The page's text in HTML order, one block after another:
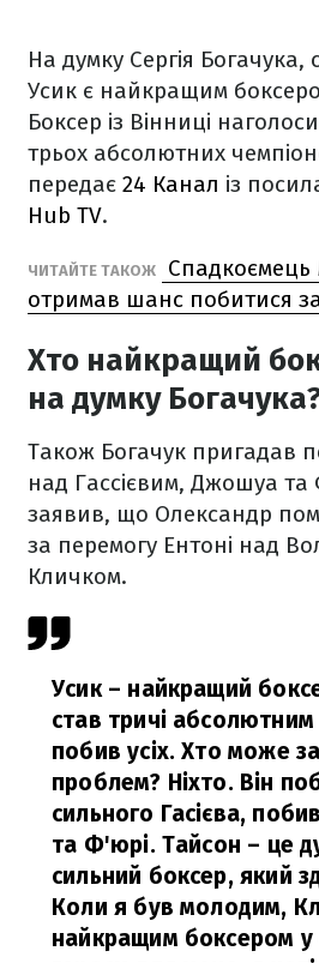
На думку Сергія
Усик є найкращим
Боксер із Вінниці
трьох абсолютних
передає 24 Канал із
Hub TV.
ЧИТАЙТЕ ТАКОЖ
отримав шанс побитися
Хто найкращий
на думку
Також Богачук пригадав
над Гассієвим, Джошуа та
заявив, що Олександр
за перемогу Ентоні над
Кличком.
Усик – найкращий
став тричі
побив усіх. Хто може
проблем? Ніхто. Він
сильного Гасієва,
та Ф'юрі. Тайсон – це
сильний боксер, який
Коли я був молодим,
найкращим боксером у